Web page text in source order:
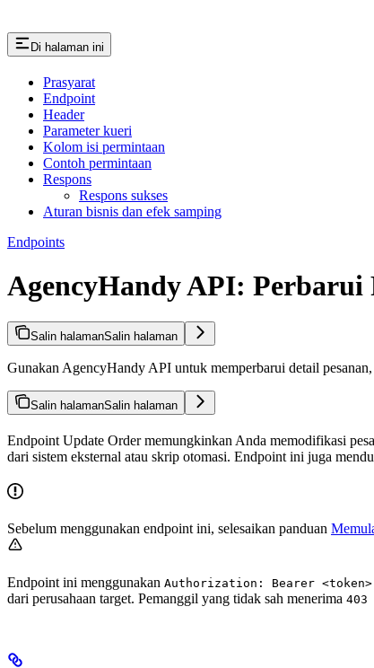
Di halaman ini
Prasyarat
Endpoint
Header
Parameter kueri
Kolom isi permintaan
Contoh permintaan
Respons
Respons sukses
Aturan bisnis dan efek samping
Endpoints
AgencyHandy API: Perbarui
Salin halamanSalin halaman
Gunakan AgencyHandy API untuk memperbarui detail
Salin halamanSalin halaman
Endpoint Update Order memungkinkan Anda memodifikasi
dari sistem eksternal atau skrip otomasi. Endpoint ini juga
Sebelum menggunakan endpoint ini, selesaikan panduan
Endpoint ini menggunakan Authorization: Bearer <token>
dari perusahaan target. Pemanggil yang tidak sah menerima 403